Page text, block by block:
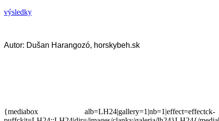
výsledky
Autor: Dušan Harangozó, horskybeh.sk
{mediabox alb=LH24|gallery=1|nb=1|effect=effectck-